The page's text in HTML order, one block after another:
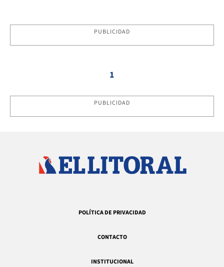
PUBLICIDAD
1
PUBLICIDAD
POLÍTICA DE PRIVACIDAD
CONTACTO
INSTITUCIONAL